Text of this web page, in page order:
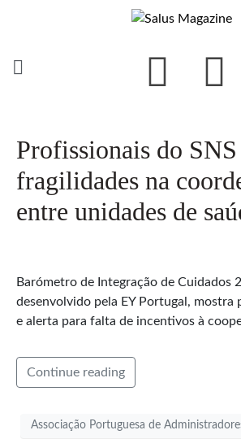
Profissionais do
fragilidades na
entre unidades de
Barómetro de Integração de Cuidados
desenvolvido pela EY Portugal, mostra
e alerta para falta de incentivos à
Continue reading
Associação Portuguesa de